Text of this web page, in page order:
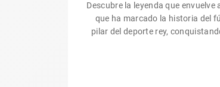
Descubre la leyenda que
que ha marcado la historia del
pilar del deporte rey,